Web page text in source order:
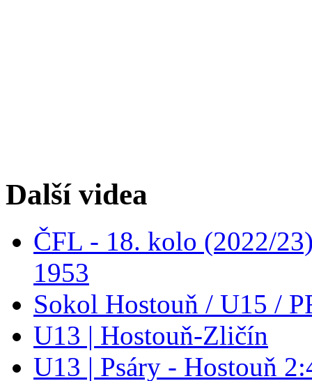
Další videa
ČFL - 18. kolo (2022/
1953
Sokol Hostouň / U15 /
U13 | Hostouň-Zličín
U13 | Psáry - Hostouň